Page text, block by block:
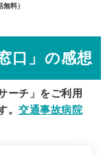
から探す
料）
口」の感想
ーチ」をご利用
。交通事故病院